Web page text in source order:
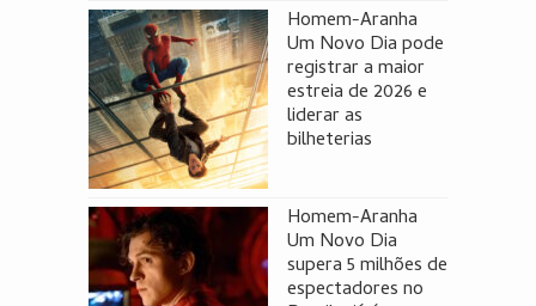
Homem-Aranha
Um Novo Dia pode
registrar a maior
estreia de 2026 e
liderar as
bilheterias
Homem-Aranha
Um Novo Dia
supera 5 milhões de
espectadores no